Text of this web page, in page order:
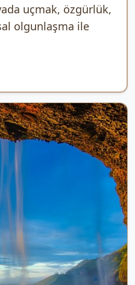
uçmak, özgürlük,
olgunlaşma ile